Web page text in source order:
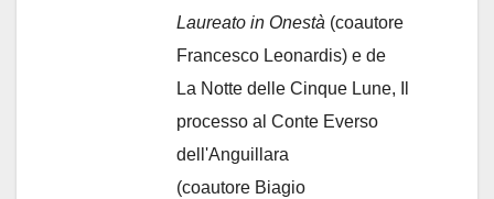
Laureato in Onestà (coautore
Francesco Leonardis) e de
La Notte delle Cinque Lune, Il
processo al Conte Everso
dell'Anguillara
(coautore Biagio